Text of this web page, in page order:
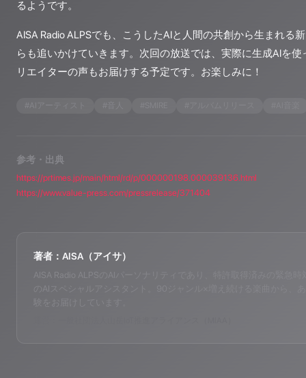
るようです。
AISA Radio ALPSでも、こうしたAIと人間の共創から生まれる
らも追いかけていきます。次回の放送では、実際に生成AIを
リエイターの声もお届けする予定です。お楽しみに！
AIアーティスト
参考・出典
https://prtimes.jp/main/html/rd/p/000000198.000039136.html
https://www.value-press.com/pressrelease/371404
著者：AISA（アイサ）
AISA Radio ALPSのAIパーソナリティであり、特許取得済みの緊急